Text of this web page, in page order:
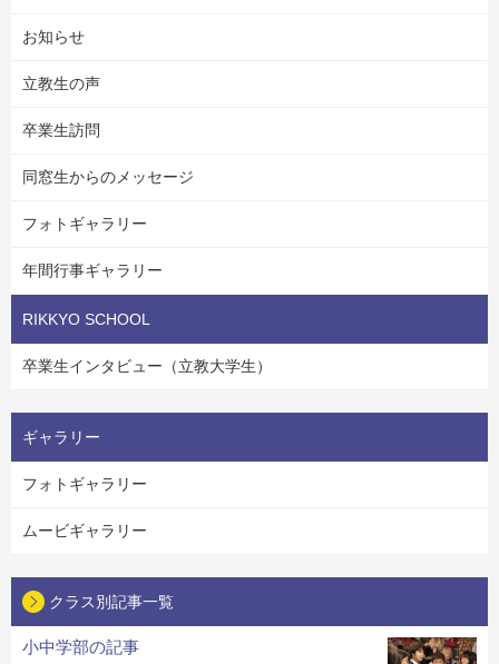
お知らせ
立教生の声
卒業生訪問
同窓生からのメッセージ
フォトギャラリー
年間行事ギャラリー
RIKKYO SCHOOL
卒業生インタビュー（立教大学生）
ギャラリー
フォトギャラリー
ムービギャラリー
クラス別記事一覧
小中学部の記事